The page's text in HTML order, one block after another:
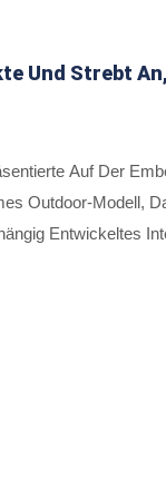
Kunden
Und Strebt
Auf Der
Outdoor-Modell,
Entwickeltes
Betrieb Von IoT-